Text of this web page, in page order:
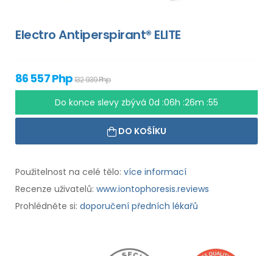
Electro Antiperspirant® ELITE
86 557 Php132 939 Php
Do konce slevy zbývá 0d :06h :26m :54
DO KOŠÍKU
Použitelnost na celé tělo: více informací
Recenze uživatelů: www.iontophoresis.reviews
Prohlédněte si: doporučení předních lékařů